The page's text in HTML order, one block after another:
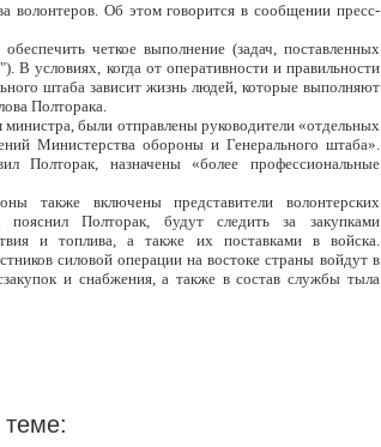
волонтеров. Об этом говорится в сообщении пресс-
четкое выполнение (задач, поставленных
условиях, когда от оперативности и правильности
штаба зависит жизнь людей, которые выполняют
Полторака.
министра, были отправлены руководители «отдельных
Министерства обороны и Генерального штаба».
Полторак, назначены «более профессиональные
также включены представители волонтерских
пояснил Полторак, будут следить за закупками
и топлива, а также их поставками в войска.
силовой операции на востоке страны войдут в
и снабжения, а также в состав службы тыла